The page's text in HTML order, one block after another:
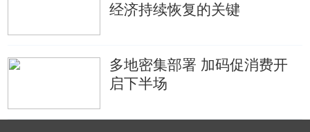
经济持续恢复的关键
多地密集部署 加码促消费开
启下半场